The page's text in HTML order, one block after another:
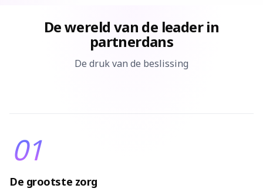
De wereld van de leader in
partnerdans
De druk van de beslissing
01
De grootste zorg